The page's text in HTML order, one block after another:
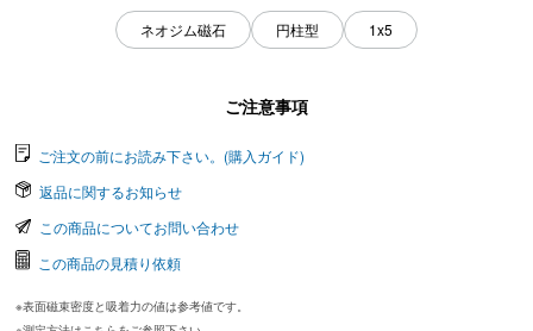
ネオジム磁石 円柱型 1x5
ご注意事項
ご注文の前にお読み下さい。(購入ガイド)
返品に関するお知らせ
この商品についてお問い合わせ
この商品の見積り依頼
※表面磁束密度と吸着力の値は参考値です。